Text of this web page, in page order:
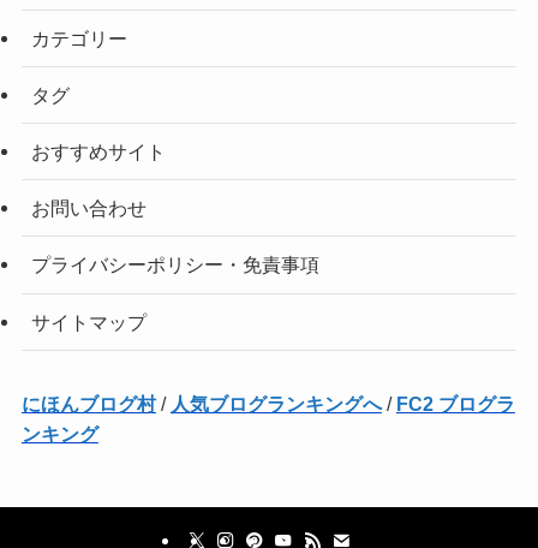
カテゴリー
タグ
おすすめサイト
お問い合わせ
プライバシーポリシー・免責事項
サイトマップ
にほんブログ村/ 人気ブログランキングへ/ FC2 ブログラ
ンキング